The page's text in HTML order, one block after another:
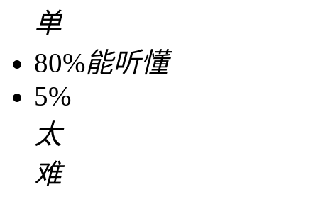
单
80%能听懂
5%
太
难